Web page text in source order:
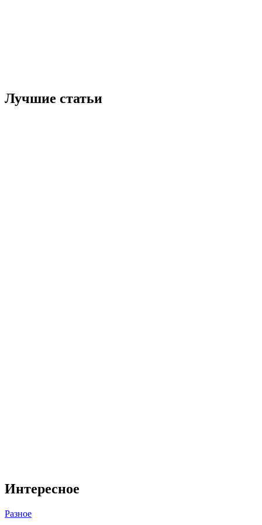
Лучшие статьи
Интересное
Разное